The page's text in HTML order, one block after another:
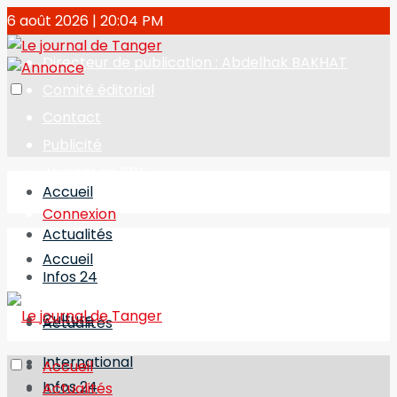
6 août 2026 | 20:04 PM
Directeur de publication : Abdelhak BAKHAT
Connexion
Accueil
Actualités
Infos 24
Culture
International
Accueil
Actualités
Infos 24
Accueil
Actualités